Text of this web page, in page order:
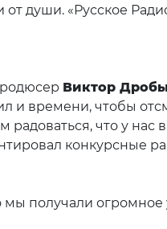
души. «Русское
Виктор
и времени, чтобы
что у нас в
конкурсные
получали огромное